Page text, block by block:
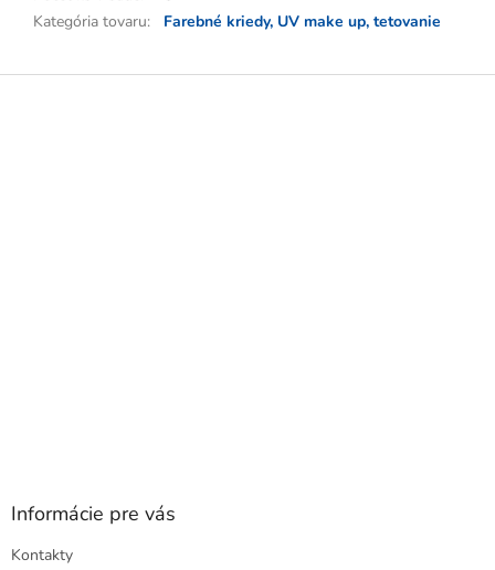
Kategória tovaru: Farebné kriedy, UV make up, tetovanie
Z
Informácie pre vás
Kontakty